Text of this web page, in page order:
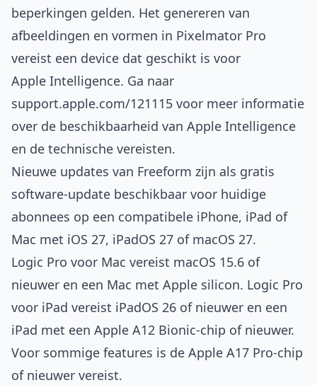
beperkingen gelden. Het genereren van
afbeeldingen en vormen in Pixelmator Pro
vereist een device dat geschikt is voor
Apple Intelligence. Ga naar
support.apple.com/121115 voor meer informatie
over de beschikbaarheid van Apple Intelligence
en de technische vereisten.
Nieuwe updates van Freeform zijn als gratis
software-update beschikbaar voor huidige
abonnees op een compatibele iPhone, iPad of
Mac met iOS 27, iPadOS 27 of macOS 27.
Logic Pro voor Mac vereist macOS 15.6 of
nieuwer en een Mac met Apple silicon. Logic Pro
voor iPad vereist iPadOS 26 of nieuwer en een
iPad met een Apple A12 Bionic-chip of nieuwer.
Voor sommige features is de Apple A17 Pro-chip
of nieuwer vereist.